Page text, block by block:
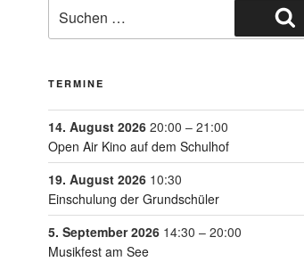
TERMINE
14. August 2026 20:00 – 21:00
Open Air Kino auf dem Schulhof
19. August 202610:30
Einschulung der Grundschüler
5. September 2026 14:30 – 20:00
Musikfest am See